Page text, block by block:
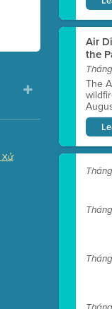
Xử
Air
the
The